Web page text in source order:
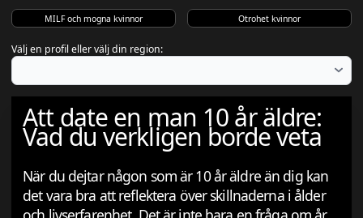
MILF och mogna kvinnor Otrohet kvinnor
Välj en profil eller välj din region:
Att date en man 10 år äldre:
Vad du verkligen borde veta
När du dejtar någon som är 10 år äldre än dig kan
det vara bra att reflektera över skillnaderna i ålder